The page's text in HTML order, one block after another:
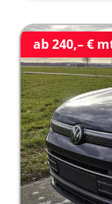
ab 240,– €